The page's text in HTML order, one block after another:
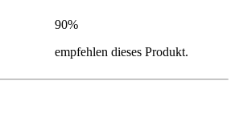
90%
empfehlen dieses Produkt.